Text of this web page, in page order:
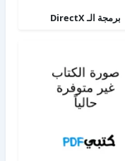
برمجة الـ DirectX